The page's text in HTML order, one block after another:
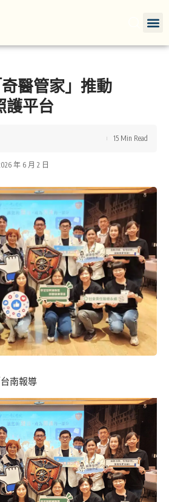
醫管家」推動
護平台
年 6 月 2 日
15 Min Read
台南報導